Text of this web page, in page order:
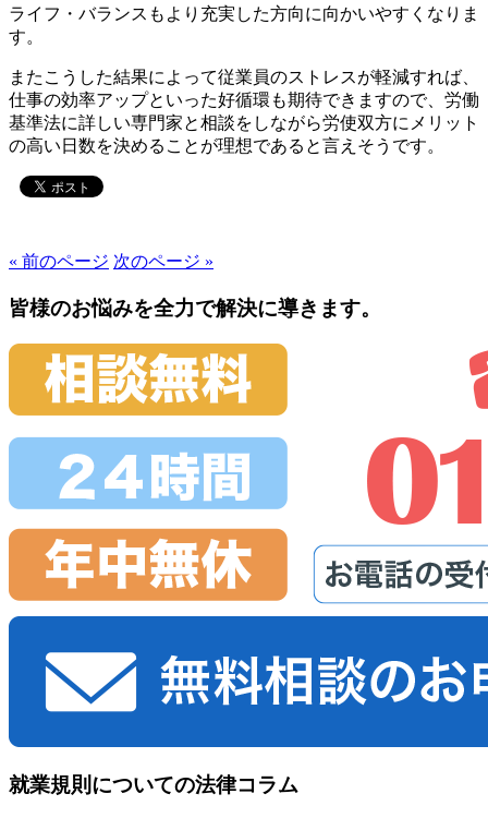
ライフ・バランスもより充実した方向に向かいやすくなりま
す。
またこうした結果によって従業員のストレスが軽減すれば、
仕事の効率アップといった好循環も期待できますので、労働
基準法に詳しい専門家と相談をしながら労使双方にメリット
の高い日数を決めることが理想であると言えそうです。
« 前のページ 次のページ »
皆様のお悩みを全力で解決に導きます。
就業規則 についての法律コラム